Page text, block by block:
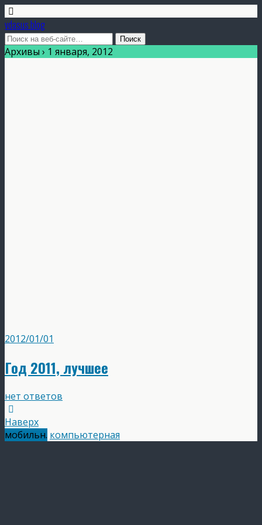
vdasus blog
Архивы › 1 января, 2012
2012/01/01
Год 2011, лучшее
нет ответов
Наверх
мобильн. компьютерная